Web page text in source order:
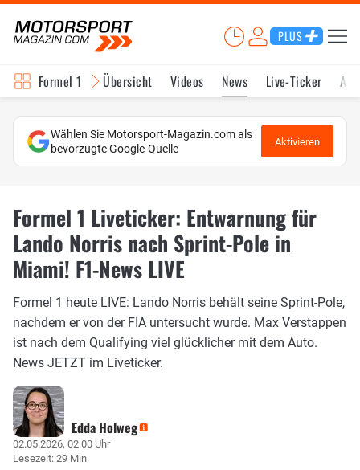
PLUS
Formel 1 Übersicht Videos News Live-Ticker
Wählen Sie Motorsport-Magazin.com als
bevorzugte Google-Quelle
Aktivieren
Formel 1 Liveticker: Entwarnung für
Lando Norris nach Sprint-Pole in
Miami! F1-News LIVE
Formel 1 heute LIVE: Lando Norris behält seine Sprint-Pole,
nachdem er von der FIA untersucht wurde. Max Verstappen
ist nach dem Qualifying viel glücklicher mit dem Auto.
News JETZT im Liveticker.
Edda Holweg
02.05.2026, 02:00 Uhr
Lesezeit: 29 Min